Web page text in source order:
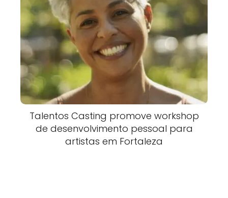
Talentos Casting promove workshop
de desenvolvimento pessoal para
artistas em Fortaleza